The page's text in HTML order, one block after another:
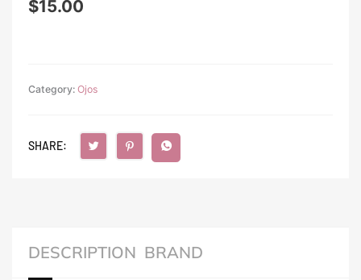
$15.00
Category: Ojos
SHARE:
DESCRIPTION BRAND